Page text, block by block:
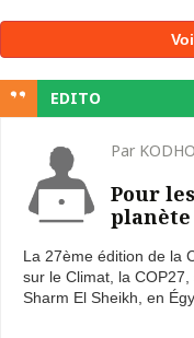
EDITO
Par KODHO
Pour
planète
La 27ème édition de la
sur le Climat, la
Sharm El Sheikh, en